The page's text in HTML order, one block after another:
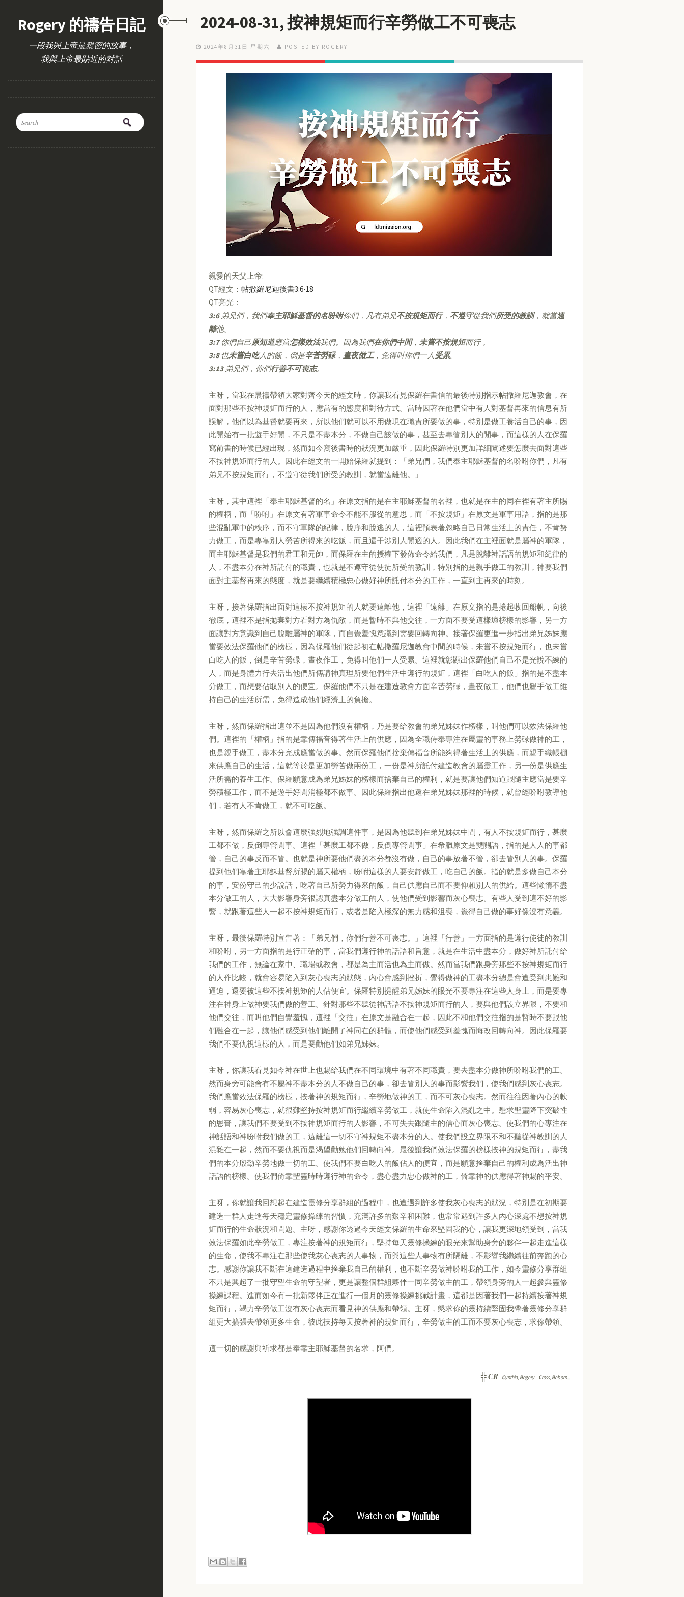
Rogery 的禱告日記
一段我與上帝最親密的故事，
我與上帝最貼近的對話
2024-08-31, 按神規矩而行辛勞做工不可喪志
2024年8月31日 星期六 POSTED BY ROGERY
親愛的天父上帝:
QT經文： 帖撒羅尼迦後書3:6-18
QT亮光：
3:6弟兄們，我們奉主耶穌基督的名吩咐你們，凡有弟兄不按規矩而行， 不遵守從我們所受的教訓，就當遠
離他。
3:7你們自己原知道應當怎樣效法我們。因為我們在你們中間， 未嘗不按規矩而行，
3:8也未嘗白吃人的飯，倒是辛苦勞碌， 晝夜做工，免得叫你們一人 受累。
3:13弟兄們，你們行善不可喪志。
主呀，當我在晨禱帶領大家對齊今天的經文時，你讓我看見保羅在書信的最後特別指示帖撒羅尼迦教會，在
面對那些不按神規矩而行的人，應當有的態度和對待方式。當時因著在他們當中有人對基督再來的信息有所
誤解，他們以為基督就要再來，所以他們就可以不用做現在職責所要做的事，特別是做工養活自己的事，因
此開始有一批遊手好閒，不只是不盡本分，不做自己該做的事，甚至去專管別人的閒事，而這樣的人在保羅
寫前書的時候已經出現，然而如今寫後書時的狀況更加嚴重，因此保羅特別更加詳細闡述要怎麼去面對這些
不按神規矩而行的人。因此在經文的一開始保羅就提到：「弟兄們，我們奉主耶穌基督的名吩咐你們，凡有
弟兄不按規矩而行，不遵守從我們所受的教訓，就當遠離他。」
主呀，其中這裡「奉主耶穌基督的名」在原文指的是在主耶穌基督的名裡，也就是在主的同在裡有著主所賜
的權柄，而「吩咐」在原文有著軍事命令不能不服從的意思，而「不按規矩」在原文是軍事用語，指的是那
些混亂軍中的秩序，而不守軍隊的紀律，脫序和脫逃的人，這裡預表著忽略自己日常生活上的責任，不肯努
力做工，而是專靠別人勞苦所得來的吃飯，而且還干涉別人閒適的人。因此我們在主裡面就是屬神的軍隊，
而主耶穌基督是我們的君王和元帥，而保羅在主的授權下發佈命令給我們，凡是脫離神話語的規矩和紀律的
人，不盡本分在神所託付的職責，也就是不遵守從使徒所受的教訓，特別指的是親手做工的教訓，神要我們
面對主基督再來的態度，就是要繼續積極忠心做好神所託付本分的工作，一直到主再來的時刻。
主呀，接著保羅指出面對這樣不按神規矩的人就要遠離他，這裡「遠離」在原文指的是捲起收回船帆，向後
徹底，這裡不是指拋棄對方看對方為仇敵，而是暫時不與他交往，一方面不要受這樣壞榜樣的影響，另一方
面讓對方意識到自己脫離屬神的軍隊，而自覺羞愧意識到需要回轉向神。接著保羅更進一步指出弟兄姊妹應
當要效法保羅他們的榜樣，因為保羅他們從起初在帖撒羅尼迦教會中間的時候，未嘗不按規矩而行，也未嘗
白吃人的飯，倒是辛苦勞碌，晝夜作工，免得叫他們一人受累。這裡就彰顯出保羅他們自己不是光說不練的
人，而是身體力行去活出他們所傳講神真理所要他們生活中遵行的規矩，這裡「白吃人的飯」指的是不盡本
分做工，而想要佔取別人的便宜。保羅他們不只是在建造教會方面辛苦勞碌，晝夜做工，他們也親手做工維
持自己的生活所需，免得造成他們經濟上的負擔。
主呀，然而保羅指出這並不是因為他們沒有權柄，乃是要給教會的弟兄姊妹作榜樣，叫他們可以效法保羅他
們。這裡的「權柄」指的是靠傳福音得著生活上的供應，因為全職侍奉專注在屬靈的事務上勞碌做神的工，
也是親手做工，盡本分完成應當做的事。然而保羅他們捨棄傳福音所能夠得著生活上的供應，而親手織帳棚
來供應自己的生活，這就等於是更加勞苦做兩份工，一份是神所託付建造教會的屬靈工作，另一份是供應生
活所需的養生工作。保羅願意成為弟兄姊妹的榜樣而捨棄自己的權利，就是要讓他們知道跟隨主應當是要辛
勞積極工作，而不是遊手好閒消極都不做事。因此保羅指出他還在弟兄姊妹那裡的時候，就曾經吩咐教導他
們，若有人不肯做工，就不可吃飯。
主呀，然而保羅之所以會這麼強烈地強調這件事，是因為他聽到在弟兄姊妹中間，有人不按規矩而行，甚麼
工都不做，反倒專管閒事。這裡「甚麼工都不做，反倒專管閒事」在希臘原文是雙關語，指的是人人的事都
管，自己的事反而不管。也就是神所要他們盡的本分都沒有做，自己的事放著不管，卻去管別人的事。保羅
提到他們靠著主耶穌基督所賜的屬天權柄，吩咐這樣的人要安靜做工，吃自己的飯。指的就是多做自己本分
的事，安份守己的少說話，吃著自己所勞力得來的飯，自己供應自己而不要仰賴別人的供給。這些懶惰不盡
本分做工的人，大大影響身旁很認真盡本分做工的人，使他們受到影響而灰心喪志。有些人受到這不好的影
響，就跟著這些人一起不按神規矩而行，或者是陷入極深的無力感和沮喪，覺得自己做的事好像沒有意義。
主呀，最後保羅特別宣告著：「弟兄們，你們行善不可喪志。」這裡「行善」一方面指的是遵行使徒的教訓
和吩咐，另一方面指的是行正確的事，當我們遵行神的話語和旨意，就是在生活中盡本分，做好神所託付給
我們的工作，無論在家中、職場或教會，都是為主而活也為主而做。然而當我們跟身旁那些不按神規矩而行
的人作比較，就會容易陷入到灰心喪志的狀態，內心會感到挫折，覺得做神的工盡本分總是會遭受到患難和
逼迫，還要被這些不按神規矩的人佔便宜。保羅特別提醒弟兄姊妹的眼光不要專注在這些人身上，而是要專
注在神身上做神要我們做的善工。針對那些不聽從神話語不按神規矩而行的人，要與他們設立界限，不要和
他們交往，而叫他們自覺羞愧，這裡「交往」在原文是融合在一起，因此不和他們交往指的是暫時不要跟他
們融合在一起，讓他們感受到他們離開了神同在的群體，而使他們感受到羞愧而悔改回轉向神。因此保羅要
我們不要仇視這樣的人，而是要勸他們如弟兄姊妹。
主呀，你讓我看見如今神在世上也賜給我們在不同環境中有著不同職責，要去盡本分做神所吩咐我們的工。
然而身旁可能會有不屬神不盡本分的人不做自己的事，卻去管別人的事而影響我們，使我們感到灰心喪志。
我們應當效法保羅的榜樣，按著神的規矩而行，辛勞地做神的工，而不可灰心喪志。然而往往因著內心的軟
弱，容易灰心喪志，就很難堅持按神規矩而行繼續辛勞做工，就使生命陷入混亂之中。懇求聖靈降下突破性
的恩膏，讓我們不要受到不按神規矩而行的人影響，不可失去跟隨主的信心而灰心喪志。使我們的心專注在
神話語和神吩咐我們做的工，遠離這一切不守神規矩不盡本分的人。使我們設立界限不和不聽從神教訓的人
混雜在一起，然而不要仇視而是渴望勸勉他們回轉向神。最後讓我們效法保羅的榜樣按神的規矩而行，盡我
們的本分殷勤辛勞地做一切的工。使我們不要白吃人的飯佔人的便宜，而是願意捨棄自己的權利成為活出神
話語的榜樣。使我們倚靠聖靈時時遵行神的命令，盡心盡力忠心做神的工，倚靠神的供應得著神賜的平安。
主呀，你就讓我回想起在建造靈修分享群組的過程中，也遭遇到許多使我灰心喪志的狀況，特別是在初期要
建造一群人走進每天穩定靈修操練的習慣，充滿許多的艱辛和困難，也常常遇到許多人內心深處不想按神規
矩而行的生命狀況和問題。主呀，感謝你透過今天經文保羅的生命來堅固我的心，讓我更深地領受到，當我
效法保羅如此辛勞做工，專注按著神的規矩而行，堅持每天靈修操練的眼光來幫助身旁的夥伴一起走進這樣
的生命，使我不專注在那些使我灰心喪志的人事物，而與這些人事物有所隔離，不影響我繼續往前奔跑的心
志。感謝你讓我不斷在這建造過程中捨棄我自己的權利，也不斷辛勞做神吩咐我的工作，如今靈修分享群組
不只是興起了一批守望生命的守望者，更是讓整個群組夥伴一同辛勞做主的工，帶領身旁的人一起參與靈修
操練課程。進而如今有一批新夥伴正在進行一個月的靈修操練挑戰計畫，這都是因著我們一起持續按著神規
矩而行，竭力辛勞做工沒有灰心喪志而看見神的供應和帶領。主呀，懇求你的靈持續堅固我帶著靈修分享群
組更大擴張去帶領更多生命，彼此扶持每天按著神的規矩而行，辛勞做主的工而不要灰心喪志，求你帶領。
這一切的感謝與祈求都是奉靠主耶穌基督的名求，阿們。
╬CR -Cynthia, Rogery... Cross, Reborn...